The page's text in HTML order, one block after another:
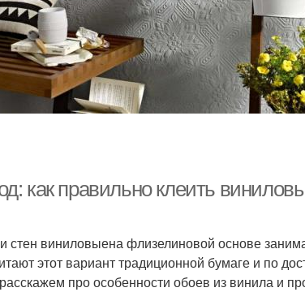
как правильно клеить
стен виниловыена флизелиновой основе
этот вариант традиционной бумаге и по
про особенности обоев из винила и